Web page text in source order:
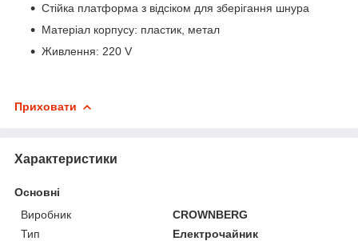
Стійка платформа з відсіком для зберігання шнура
Матеріал корпусу: пластик, метал
Живлення: 220 V
Приховати
Характеристики
Основні
Виробник
CROWNBERG
Тип
Електрочайник